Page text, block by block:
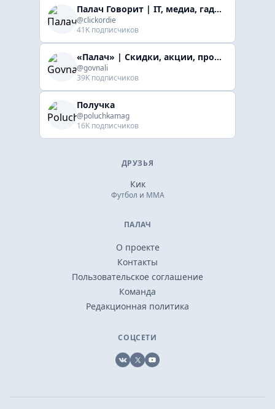
Палач Говорит | IT, медиа, гaджеты, скидки
@clickordie
41K подписчиков
«Палач» | Скидки, акции, промокоды
@govnali
39K подписчиков
Получка
@poluchkamag
16K подписчиков
ДРУЗЬЯ
Кик
Футбол и ММА
ПАЛАЧ
О проекте
Контакты
Пользовательское соглашение
Команда
Редакционная политика
СОЦСЕТИ
VK X YouTube